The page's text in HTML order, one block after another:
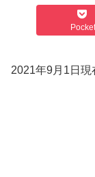
2021年9月1日現